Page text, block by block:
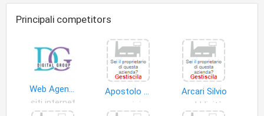
Principali competitors
Web Agency
siti internet
Apostolo Sergio
servizi
Arcari Silvio
pubblicità